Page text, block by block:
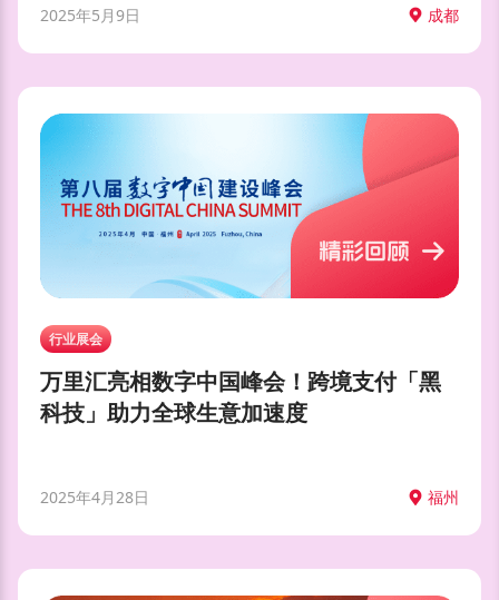
2025年5月9日 成都
行业展会
万里汇亮相数字中国峰会！跨境支付「黑
科技」助力全球生意加速度
2025年4月28日 福州